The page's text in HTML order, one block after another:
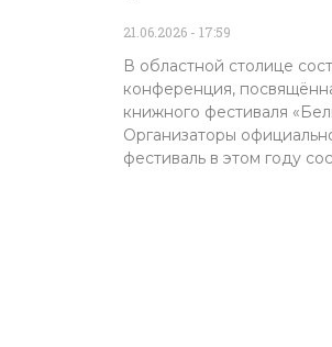
21.06.2026 17:59
В областной столице
конференция,
книжного фестиваля
Организаторы
фестиваль в этом году